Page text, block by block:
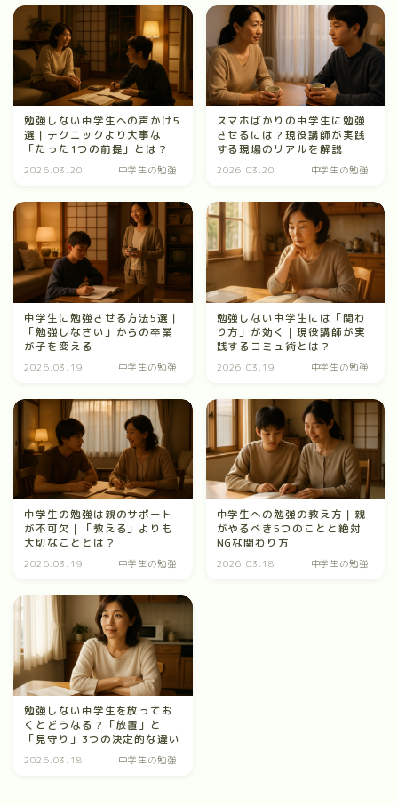
勉強しない中学生への声かけ5
選｜テクニックより大事な
「たった1つの前提」とは？
2026.03.20 中学生の勉強
スマホばかりの中学生に勉強
させるには？現役講師が実践
する現場のリアルを解説
2026.03.20 中学生の勉強
中学生に勉強させる方法5選｜
「勉強しなさい」からの卒業
が子を変える
2026.03.19 中学生の勉強
勉強しない中学生には「関わ
り方」が効く｜現役講師が実
践するコミュ術とは？
2026.03.19 中学生の勉強
中学生の勉強は親のサポート
が不可欠｜「教える」よりも
大切なこととは？
2026.03.19 中学生の勉強
中学生への勉強の教え方｜親
がやるべき5つのことと絶対
NGな関わり方
2026.03.18 中学生の勉強
勉強しない中学生を放ってお
くとどうなる？「放置」と
「見守り」3つの決定的な違い
2026.03.18 中学生の勉強